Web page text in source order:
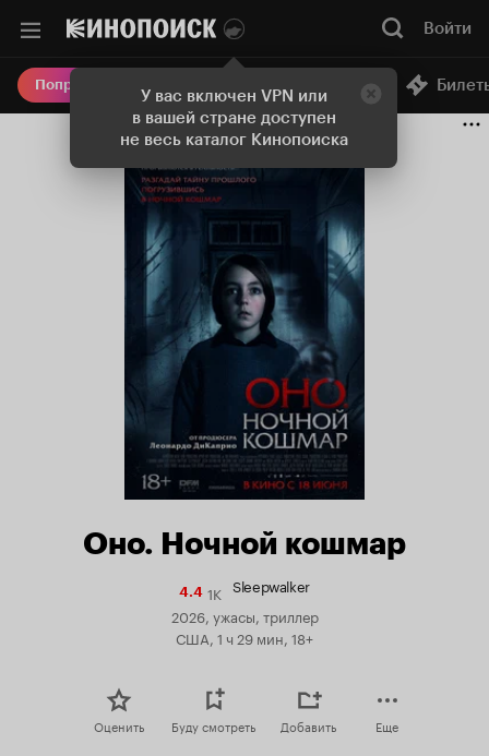
У вас включен VPN или
в вашей стране доступен
не весь каталог Кинопоиска
Войти
Попробовать Плюс Онлайн-кинотеатр
Оно. Ночной кошмар
4.4Рейтинг
Кинопоиска
4.4
1K Sleepwalker
2026, ужасы, триллер
США, 1 ч 29 мин, 18+
Оценить Буду смотреть Добавить Еще